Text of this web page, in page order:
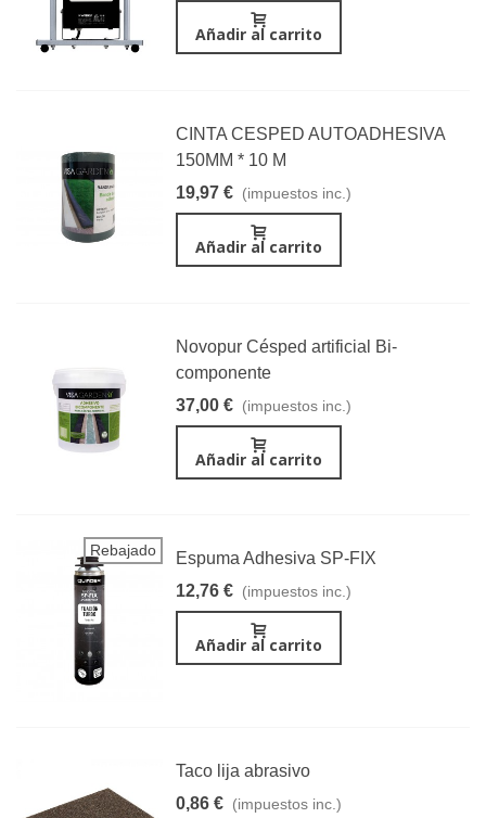
Añadir al carrito
CINTA CESPED AUTOADHESIVA
150MM * 10 M
19,97 € (impuestos inc.)
Añadir al carrito
Novopur Césped artificial Bi-
componente
37,00 € (impuestos inc.)
Añadir al carrito
Rebajado
Espuma Adhesiva SP-FIX
12,76 € (impuestos inc.)
Añadir al carrito
Taco lija abrasivo
0,86 € (impuestos inc.)